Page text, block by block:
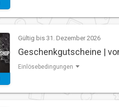
Gültig bis 31. Dezember 2026
Geschenkgutscheine |
Einlösebedingungen